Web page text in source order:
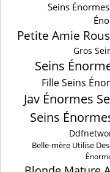
Seins
Petite Amie
Gros
Seins
Fille Seins
Jav Énormes
Seins
Belle-mère Utilise